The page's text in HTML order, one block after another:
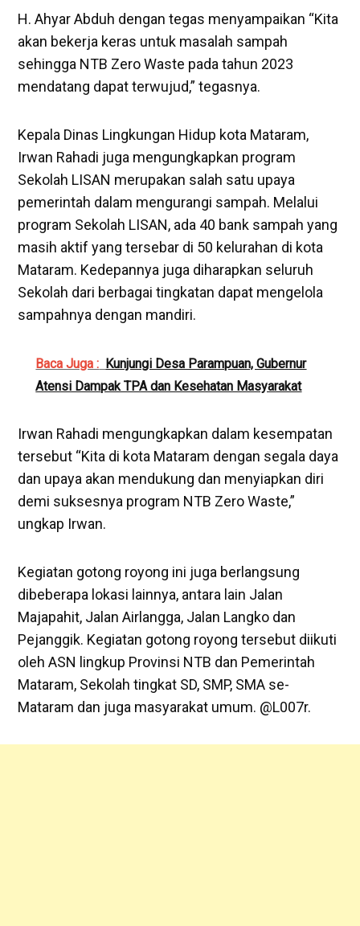
H. Ahyar Abduh dengan tegas menyampaikan “Kita
akan bekerja keras untuk masalah sampah
sehingga NTB Zero Waste pada tahun 2023
mendatang dapat terwujud,” tegasnya.
Kepala Dinas Lingkungan Hidup kota Mataram,
Irwan Rahadi juga mengungkapkan program
Sekolah LISAN merupakan salah satu upaya
pemerintah dalam mengurangi sampah. Melalui
program Sekolah LISAN, ada 40 bank sampah yang
masih aktif yang tersebar di 50 kelurahan di kota
Mataram. Kedepannya juga diharapkan seluruh
Sekolah dari berbagai tingkatan dapat mengelola
sampahnya dengan mandiri.
Baca Juga : Kunjungi Desa Parampuan, Gubernur
Atensi Dampak TPA dan Kesehatan Masyarakat
Irwan Rahadi mengungkapkan dalam kesempatan
tersebut “Kita di kota Mataram dengan segala daya
dan upaya akan mendukung dan menyiapkan diri
demi suksesnya program NTB Zero Waste,”
ungkap Irwan.
Kegiatan gotong royong ini juga berlangsung
dibeberapa lokasi lainnya, antara lain Jalan
Majapahit, Jalan Airlangga, Jalan Langko dan
Pejanggik. Kegiatan gotong royong tersebut diikuti
oleh ASN lingkup Provinsi NTB dan Pemerintah
Mataram, Sekolah tingkat SD, SMP, SMA se-
Mataram dan juga masyarakat umum. @L007r.